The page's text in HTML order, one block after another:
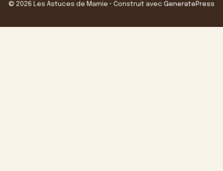
© 2026 Les Astuces de Mamie • Construit avec GeneratePress